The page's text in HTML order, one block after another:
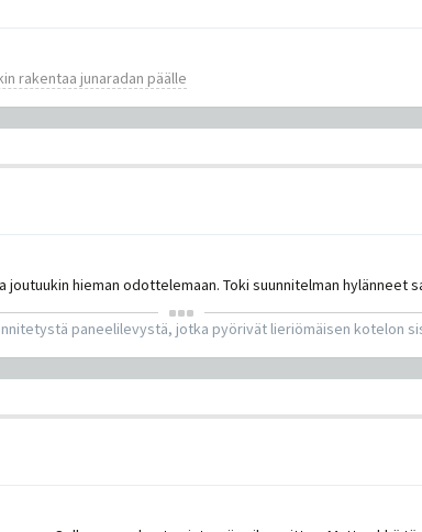
rakentaa junaradan päälle
joutuukin hieman odottelemaan. Toki suunnitelman hylänneet
paneelilevystä, jotka pyörivät lieriömäisen kotelon